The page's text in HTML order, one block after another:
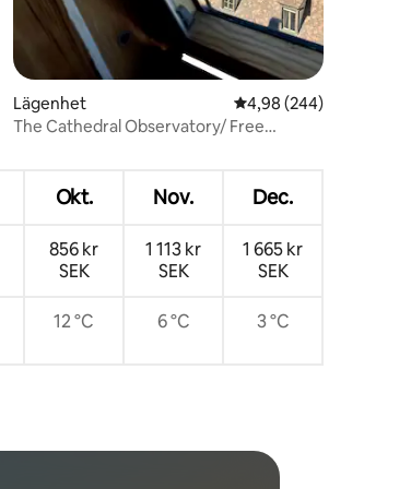
Lägenhet 4,98 av 5 i
4,98 (244)
The Cathedral Observatory/ Free
Okt. Nov. Dec.
856 kr
SEK
1 113 kr
SEK
1 665 kr
SEK
12 °C 6 °C 3 °C